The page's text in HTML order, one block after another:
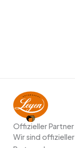
Offizieller Partner
Wir sind offizieller